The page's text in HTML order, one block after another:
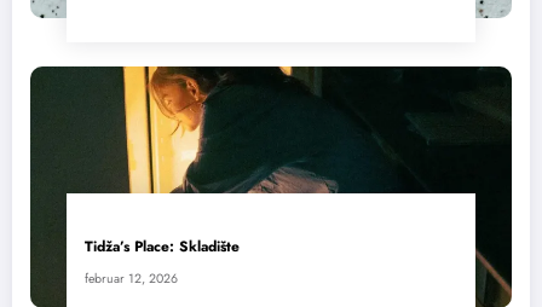
Tidža’s Place: Skladište
februar 12, 2026